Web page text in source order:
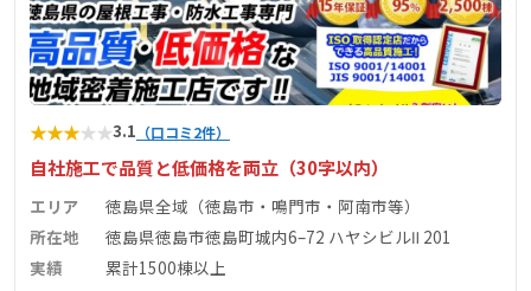
★★★★★3.1 （口コミ2件）
自社施工で品質と低価格を両立（30字以内）
エリア
徳島県全域（徳島市・鳴門市・阿南市等）
所在地
徳島県徳島市徳島町城内6–72 ハヤシビルⅡ 201
実績
累計1500棟以上